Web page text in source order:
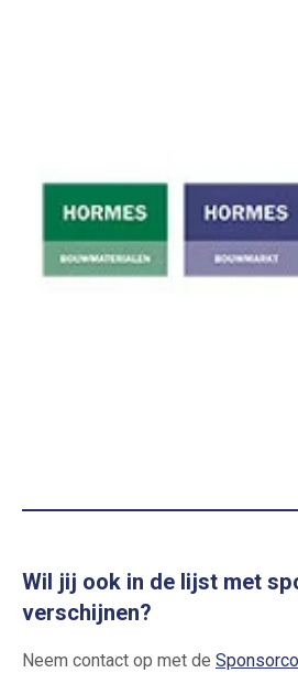
Wil jij ook in de lijst met
verschijnen?
Neem contact op met de